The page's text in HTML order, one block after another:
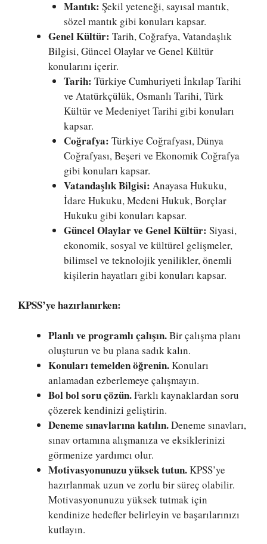
Mantık: Şekil yeteneği, sayısal mantık,
sözel mantık gibi konuları kapsar.
Genel Kültür: Tarih, Coğrafya, Vatandaşlık
Bilgisi, Güncel Olaylar ve Genel Kültür
konularını içerir.
Tarih: Türkiye Cumhuriyeti İnkılap Tarihi
ve Atatürkçülük, Osmanlı Tarihi, Türk
Kültür ve Medeniyet Tarihi gibi konuları
kapsar.
Coğrafya: Türkiye Coğrafyası, Dünya
Coğrafyası, Beşeri ve Ekonomik Coğrafya
gibi konuları kapsar.
Vatandaşlık Bilgisi: Anayasa Hukuku,
İdare Hukuku, Medeni Hukuk, Borçlar
Hukuku gibi konuları kapsar.
Güncel Olaylar ve Genel Kültür: Siyasi,
ekonomik, sosyal ve kültürel gelişmeler,
bilimsel ve teknolojik yenilikler, önemli
kişilerin hayatları gibi konuları kapsar.
KPSS’ye hazırlanırken:
Planlı ve programlı çalışın.Bir çalışma planı
oluşturun ve bu plana sadık kalın.
Konuları temelden öğrenin.Konuları
anlamadan ezberlemeye çalışmayın.
Bol bol soru çözün.Farklı kaynaklardan soru
çözerek kendinizi geliştirin.
Deneme sınavlarına katılın.Deneme sınavları,
sınav ortamına alışmanıza ve eksiklerinizi
görmenize yardımcı olur.
Motivasyonunuzu yüksek tutun.KPSS’ye
hazırlanmak uzun ve zorlu bir süreç olabilir.
Motivasyonunuzu yüksek tutmak için
kendinize hedefler belirleyin ve başarılarınızı
kutlayın.